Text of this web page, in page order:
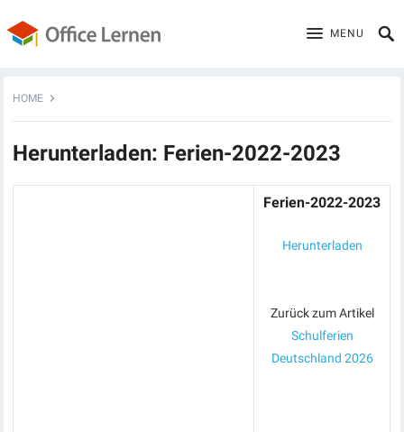
MENU
HOME
Herunterladen: Ferien-2022-2023
Ferien-2022-2023
Herunterladen
Zurück zum Artikel
Schulferien
Deutschland 2026